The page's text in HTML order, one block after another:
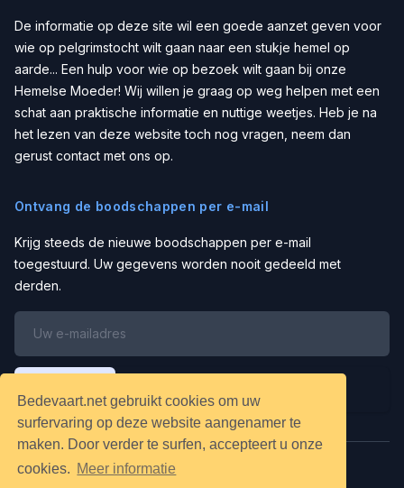
Bedevaart.net gebruikt cookies om uw
surfervaring op deze website aangenamer te
maken. Door verder te surfen, accepteert u onze
cookies. Meer informatie
De informatie op deze site wil een goede aanzet geven voor
wie op pelgrimstocht wilt gaan naar een stukje hemel op
aarde... Een hulp voor wie op bezoek wilt gaan bij onze
Hemelse Moeder! Wij willen je graag op weg helpen met een
schat aan praktische informatie en nuttige weetjes. Heb je na
het lezen van deze website toch nog vragen, neem dan
gerust contact met ons op.
Ontvang de boodschappen per e-mail
Krijg steeds de nieuwe boodschappen per e-mail
toegestuurd. Uw gegevens worden nooit gedeeld met
derden.